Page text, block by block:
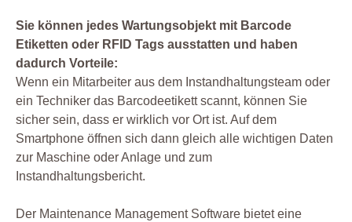
Sie können jedes Wartungsobjekt mit Barcode
Etiketten oder RFID Tags ausstatten und haben
dadurch Vorteile:
Wenn ein Mitarbeiter aus dem Instandhaltungsteam oder
ein Techniker das Barcodeetikett scannt, können Sie
sicher sein, dass er wirklich vor Ort ist. Auf dem
Smartphone öffnen sich dann gleich alle wichtigen Daten
zur Maschine oder Anlage und zum
Instandhaltungsbericht.
Der Maintenance Management Software bietet eine